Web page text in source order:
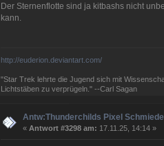
Der Sternenflotte sind ja kitbashs nicht
kann.
http://euderion.deviantart.com/
"Star Trek lehrte die Jugend sich mit
Lichtstäben zu verprügeln." --Carl Sagan
Antw:Thunderchilds Pixel Schmiede
«Antwort #3298 am: 17.11.25, 14:14 »